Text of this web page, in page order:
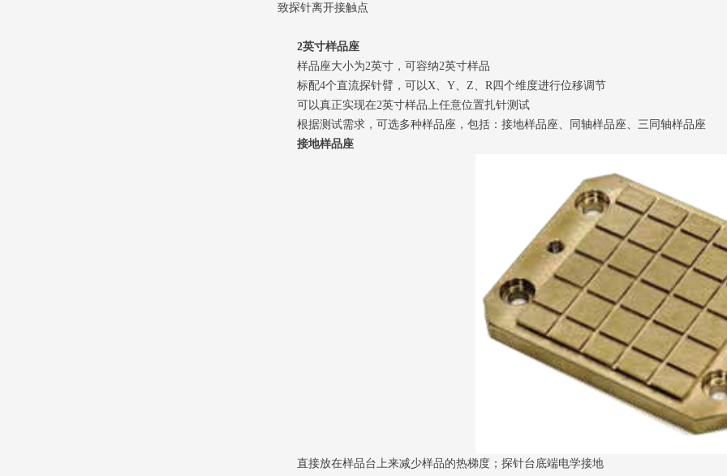
致探针离开接触点
2英寸样品座
样品座大小为2英寸，可容纳2英寸样品
标配4个直流探针臂，可以X、Y、Z、R四个维度进行位移调节
可以真正实现在2英寸样品上任意位置扎针测试
根据测试需求，可选多种样品座，包括：接地样品座、同轴样品座、三同轴样品座
接地样品座
直接放在样品台上来减少样品的热梯度；探针台底端电学接地